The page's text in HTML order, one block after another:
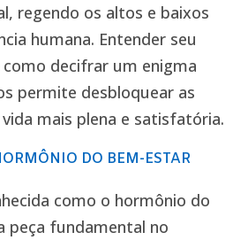
regendo os altos e baixos
humana. Entender seu
decifrar um enigma
permite desbloquear as
mais plena e satisfatória.
DO BEM-ESTAR
como o hormônio do
peça fundamental no